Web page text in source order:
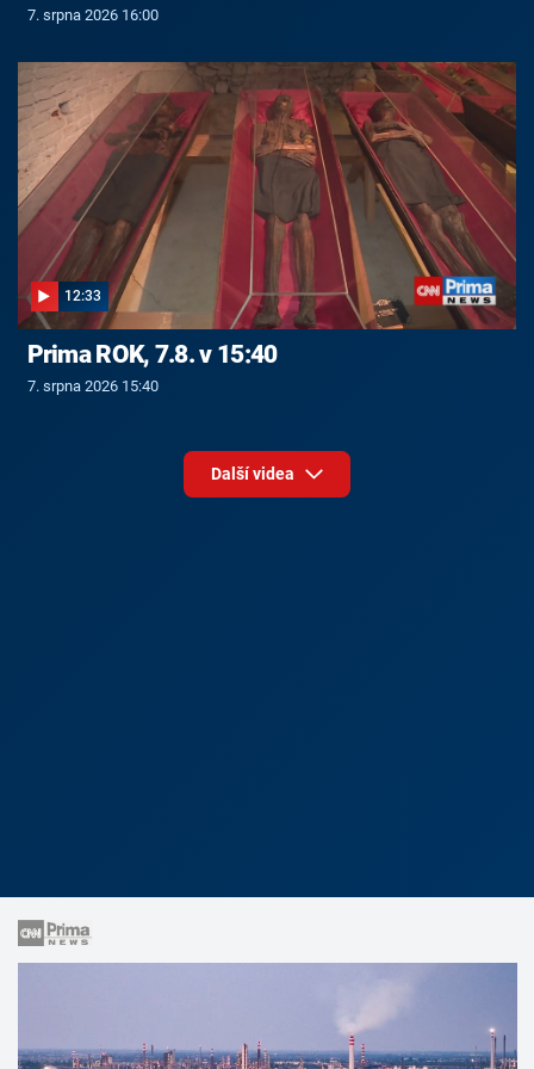
7. srpna 2026 16:00
12:33
Prima ROK, 7.8. v 15:40
7. srpna 2026 15:40
Další videa